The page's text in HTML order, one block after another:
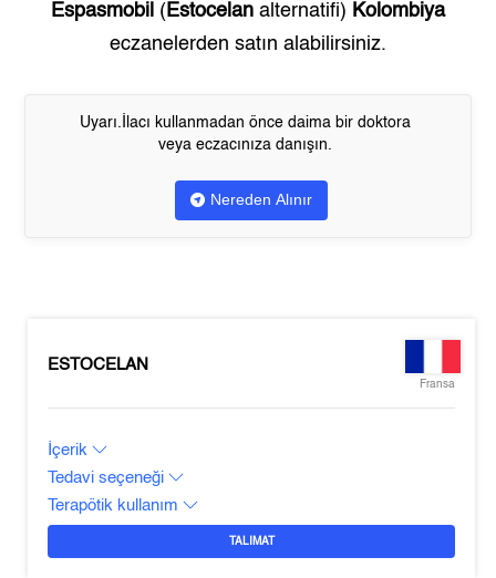
Espasmobil ( Estocelan alternatifi) Kolombiya
eczanelerden satın alabilirsiniz.
Uyarı.İlacı kullanmadan önce daima bir doktora
veya eczacınıza danışın.
Nereden Alınır
ESTOCELAN
Fransa
İçerik
Tedavi seçeneği
Terapötik kullanım
TALIMAT